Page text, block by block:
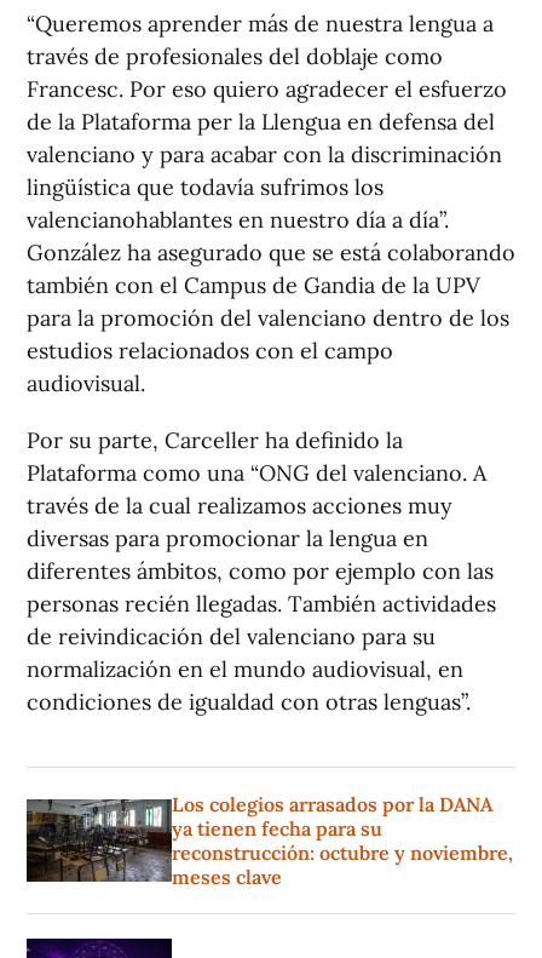
“Queremos aprender más de nuestra lengua a
través de profesionales del doblaje como
Francesc. Por eso quiero agradecer el esfuerzo
de la Plataforma per la Llengua en defensa del
valenciano y para acabar con la discriminación
lingüística que todavía sufrimos los
valencianohablantes en nuestro día a día”.
González ha asegurado que se está colaborando
también con el Campus de Gandia de la UPV
para la promoción del valenciano dentro de los
estudios relacionados con el campo
audiovisual.
Por su parte, Carceller ha definido la
Plataforma como una “ONG del valenciano. A
través de la cual realizamos acciones muy
diversas para promocionar la lengua en
diferentes ámbitos, como por ejemplo con las
personas recién llegadas. También actividades
de reivindicación del valenciano para su
normalización en el mundo audiovisual, en
condiciones de igualdad con otras lenguas”.
Los colegios arrasados por la DANA
ya tienen fecha para su
reconstrucción: octubre y noviembre,
meses clave